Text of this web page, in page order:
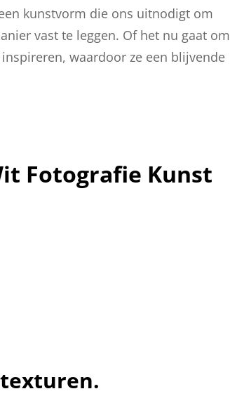
kunstvorm die ons uitnodigt om
vast te leggen. Of het nu gaat om
waardoor ze een blijvende
Fotografie Kunst